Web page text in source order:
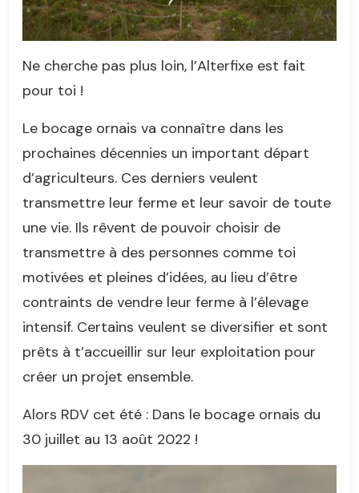
Ne cherche pas plus loin, l’Alterfixe est fait
pour toi !
Le bocage ornais va connaître dans les
prochaines décennies un important départ
d’agriculteurs. Ces derniers veulent
transmettre leur ferme et leur savoir de toute
une vie. Ils rêvent de pouvoir choisir de
transmettre à des personnes comme toi
motivées et pleines d’idées, au lieu d’être
contraints de vendre leur ferme à l’élevage
intensif. Certains veulent se diversifier et sont
prêts à t’accueillir sur leur exploitation pour
créer un projet ensemble.
Alors RDV cet été : Dans le bocage ornais du
30 juillet au 13 août 2022 !